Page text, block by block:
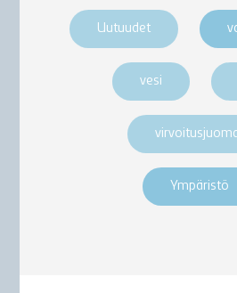
Uutuudet
vesi
Ympäristö